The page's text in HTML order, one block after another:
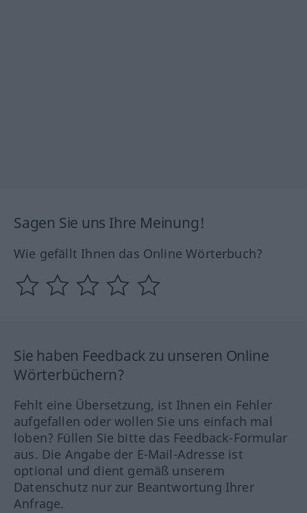
Sagen Sie uns Ihre Meinung!
Wie gefällt Ihnen das Online Wörterbuch?
Sie haben Feedback zu unseren Online
Wörterbüchern?
Fehlt eine Übersetzung, ist Ihnen ein Fehler
aufgefallen oder wollen Sie uns einfach mal
loben? Füllen Sie bitte das Feedback-Formular
aus. Die Angabe der E-Mail-Adresse ist
optional und dient gemäß unserem
Datenschutz nur zur Beantwortung Ihrer
Anfrage.